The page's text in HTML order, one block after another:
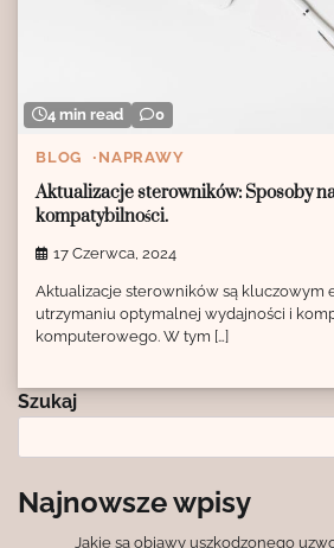
4 min read 0
BLOG NAPRAWY
Aktualizacje sterowników: Sposoby
kompatybilności.
17 Czerwca, 2024
Aktualizacje sterowników są kluczowym
utrzymaniu optymalnej wydajności i
komputerowego. W tym […]
Szukaj
Najnowsze wpisy
Jakie są objawy uszkodzonego